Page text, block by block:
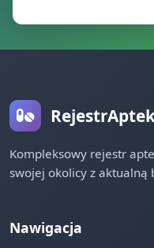
Kompleksowy rejestr
swojej okolicy z aktualną
Nawigacja